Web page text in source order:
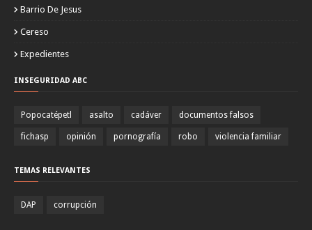
Barrio De Jesus
Cereso
Expedientes
INSEGURIDAD ABC
Popocatépetl asalto cadáver documentos falsos
fichasp opinión pornografía robo violencia familiar
TEMAS RELEVANTES
DAP corrupción